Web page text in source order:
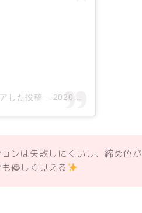
した投稿 – 2020年 4月月8日午前3時13分PDT
ンは失敗しにくいし、締め色が
優しく見える